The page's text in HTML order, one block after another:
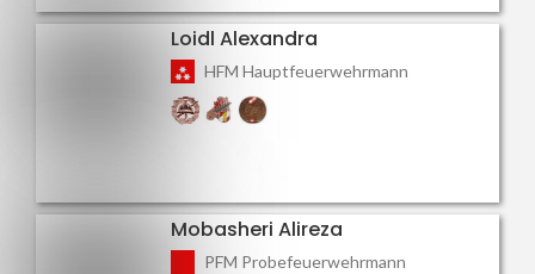
Loidl Alexandra
HFM Hauptfeuerwehrmann
Mobasheri Alireza
PFM Probefeuerwehrmann